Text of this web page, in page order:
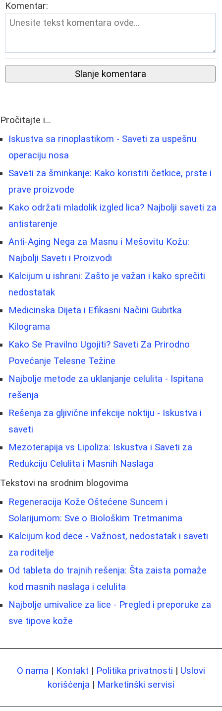
Komentar:
Slanje komentara
Pročitajte i...
Iskustva sa rinoplastikom - Saveti za uspešnu
operaciju nosa
Saveti za šminkanje: Kako koristiti četkice, prste i
prave proizvode
Kako održati mladolik izgled lica? Najbolji saveti za
antistarenje
Anti-Aging Nega za Masnu i Mešovitu Kožu:
Najbolji Saveti i Proizvodi
Kalcijum u ishrani: Zašto je važan i kako sprečiti
nedostatak
Medicinska Dijeta i Efikasni Načini Gubitka
Kilograma
Kako Se Pravilno Ugojiti? Saveti Za Prirodno
Povećanje Telesne Težine
Najbolje metode za uklanjanje celulita - Ispitana
rešenja
Rešenja za gljivične infekcije noktiju - Iskustva i
saveti
Mezoterapija vs Lipoliza: Iskustva i Saveti za
Redukciju Celulita i Masnih Naslaga
Tekstovi na srodnim blogovima
Regeneracija Kože Oštećene Suncem i
Solarijumom: Sve o Biološkim Tretmanima
Kalcijum kod dece - Važnost, nedostatak i saveti
za roditelje
Od tableta do trajnih rešenja: Šta zaista pomaže
kod masnih naslaga i celulita
Najbolje umivalice za lice - Pregled i preporuke za
sve tipove kože
O nama | Kontakt | Politika privatnosti | Uslovi
korišćenja | Marketinški servisi